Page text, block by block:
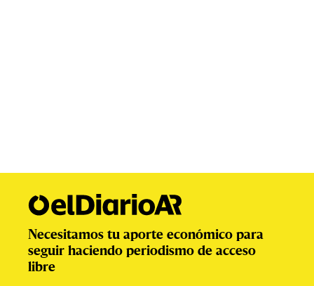
Necesitamos tu aporte económico para
seguir haciendo periodismo de acceso
libre